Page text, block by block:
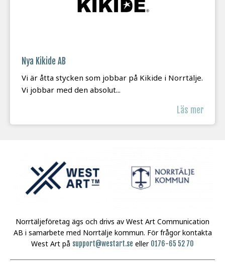
Nya Kikide AB
Vi är åtta stycken som jobbar på Kikide i Norrtälje.
Vi jobbar med den absolut...
Läs mer
Norrtäljeföretag ägs och drivs av West Art Communication
AB i samarbete med Norrtälje kommun. För frågor kontakta
West Art på support@westart.se eller 0176-65 52 70